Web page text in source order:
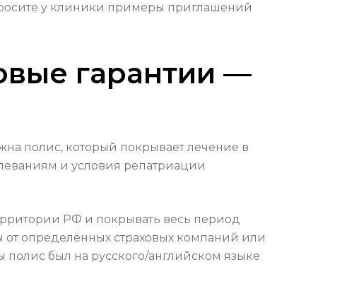
у клиники примеры приглашений
гарантии —
полис, который покрывает лечение в
и условия репатриации
РФ и покрывать весь период
определённых страховых компаний или
был на русского/английском языке